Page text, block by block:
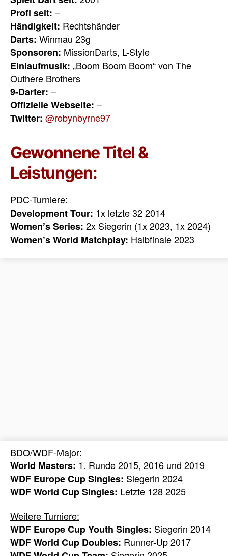
Profi seit: –
Händigkeit: Rechtshänder
Darts: Winmau 23g
Sponsoren: MissionDarts, L-Style
Einlaufmusik: „Boom Boom Boom“ von The
Outhere Brothers
9-Darter: –
Offizielle Webseite: –
Twitter: @robynbyrne97
Gewonnene Titel &
Leistungen:
PDC-Turniere:
Development Tour: 1x letzte 32 2014
Women’s Series: 2x Siegerin (1x 2023, 1x 2024)
Women’s World Matchplay: Halbfinale 2023
BDO/WDF-Major:
World Masters: 1. Runde 2015, 2016 und 2019
WDF Europe Cup Singles: Siegerin 2024
WDF World Cup Singles: Letzte 128 2025
Weitere Turniere:
WDF Europe Cup Youth Singles: Siegerin 2014
WDF World Cup Doubles: Runner-Up 2017